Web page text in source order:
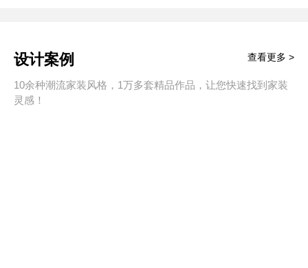
设计案例
10余种潮流家装风格，1万多套精品作品，让您快速找到家装
灵感！
查看更多 >